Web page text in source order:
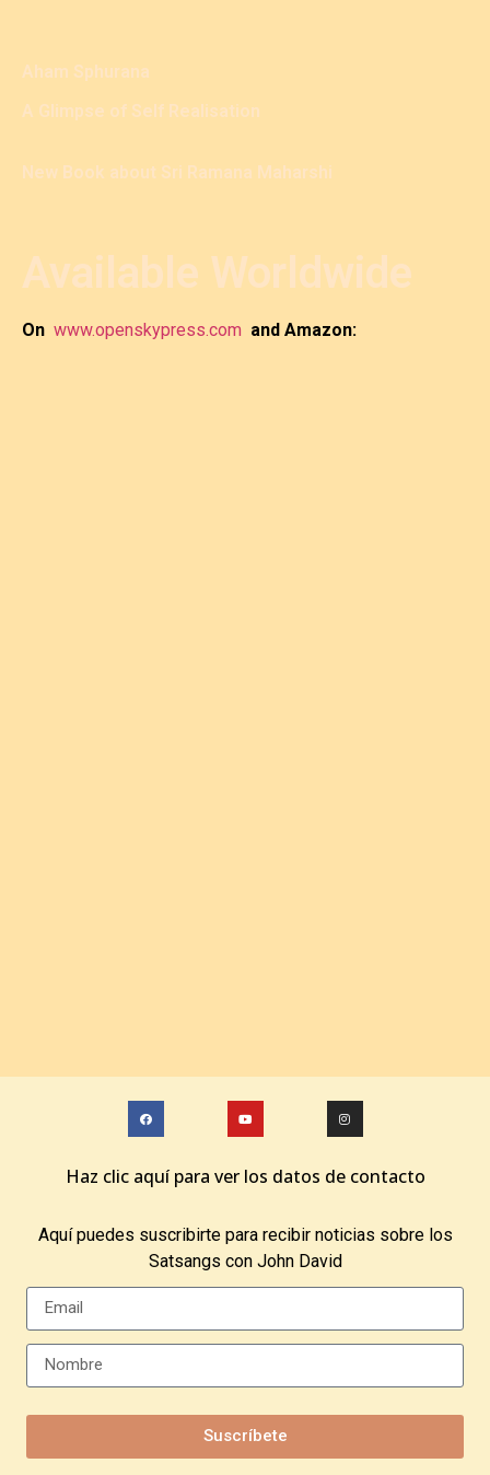
Aham Sphurana
A Glimpse of Self Realisation
New Book about Sri Ramana Maharshi
Available Worldwide
On www.openskypress.com and Amazon:
Haz clic aquí para ver los datos de contacto
Aquí puedes suscribirte para recibir noticias sobre los
Satsangs con John David
Suscríbete